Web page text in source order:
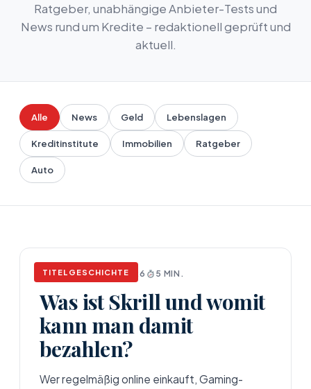
Ratgeber, unabhängige Anbieter-Tests und
News rund um Kredite – redaktionell geprüft und
aktuell.
Alle News Geld Lebenslagen
Kreditinstitute Immobilien Ratgeber
Auto
TITELGESCHICHTE
NEWS APRIL 17, 2026 5 MIN.
Was ist Skrill und womit
kann man damit
bezahlen?
Wer regelmäßig online einkauft, Gaming-